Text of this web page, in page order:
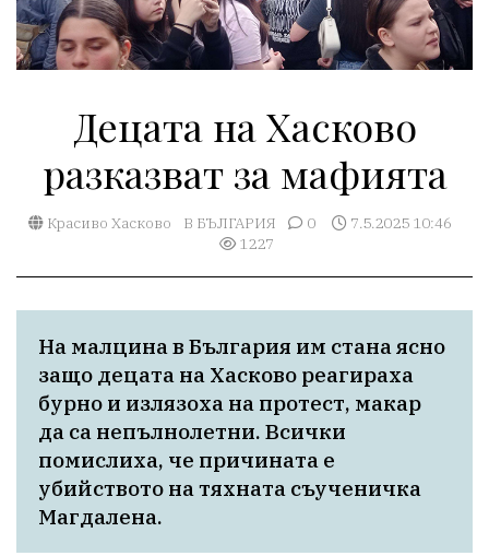
Децата на Хасково
разказват за мафията
Красиво Хасково В БЪЛГАРИЯ 0
7.5.2025 10:46
1227
На малцина в България им стана ясно
защо децата на Хасково реагираха
бурно и излязоха на протест, макар
да са непълнолетни. Всички
помислиха, че причината е
убийството на тяхната съученичка
Магдалена.